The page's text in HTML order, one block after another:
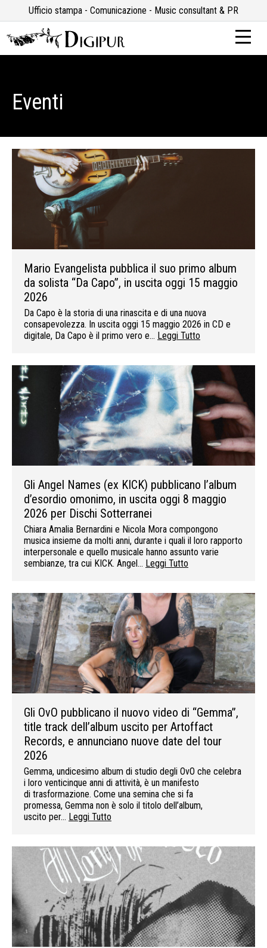
Ufficio stampa - Comunicazione - Music consultant & PR
Eventi
Mario Evangelista pubblica il suo primo album
da solista “Da Capo”, in uscita oggi 15 maggio
2026
Da Capo è la storia di una rinascita e di una nuova
consapevolezza. In uscita oggi 15 maggio 2026 in CD e
digitale, Da Capo è il primo vero e… Leggi Tutto
Gli Angel Names (ex KICK) pubblicano l’album
d’esordio omonimo, in uscita oggi 8 maggio
2026 per Dischi Sotterranei
Chiara Amalia Bernardini e Nicola Mora compongono
musica insieme da molti anni, durante i quali il loro rapporto
interpersonale e quello musicale hanno assunto varie
sembianze, tra cui KICK. Angel… Leggi Tutto
Gli OvO pubblicano il nuovo video di “Gemma”,
title track dell’album uscito per Artoffact
Records, e annunciano nuove date del tour
2026
Gemma, undicesimo album di studio degli OvO che celebra
i loro venticinque anni di attività, è un manifesto
di trasformazione. Come una semina che si fa
promessa, Gemma non è solo il titolo dell’album,
uscito per… Leggi Tutto